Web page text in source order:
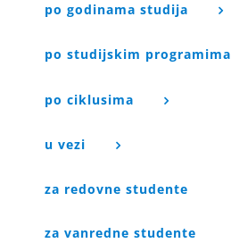
po godinama studija
po studijskim programima
po ciklusima
u vezi
za redovne studente
za vanredne studente